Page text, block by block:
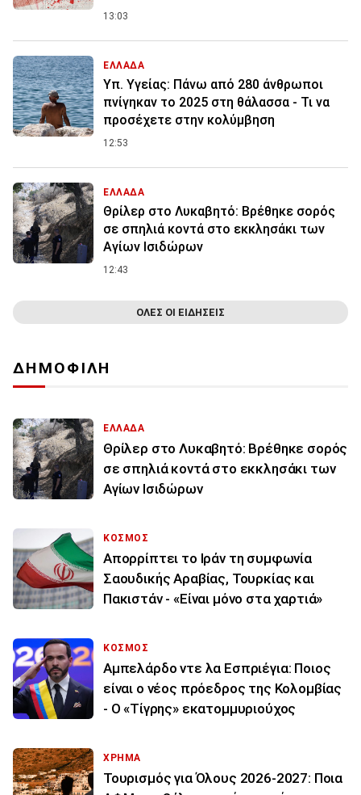
13:03
ΕΛΛΑΔΑ
Υπ. Υγείας: Πάνω από 280 άνθρωποι
πνίγηκαν το 2025 στη θάλασσα - Τι να
προσέχετε στην κολύμβηση
12:53
ΕΛΛΑΔΑ
Θρίλερ στο Λυκαβητό: Βρέθηκε σορός
σε σπηλιά κοντά στο εκκλησάκι των
Αγίων Ισιδώρων
12:43
ΟΛΕΣ ΟΙ ΕΙΔΗΣΕΙΣ
ΔΗΜΟΦΙΛΗ
ΕΛΛΑΔΑ
Θρίλερ στο Λυκαβητό: Βρέθηκε σορός
σε σπηλιά κοντά στο εκκλησάκι των
Αγίων Ισιδώρων
ΚΟΣΜΟΣ
Απορρίπτει το Ιράν τη συμφωνία
Σαουδικής Αραβίας, Τουρκίας και
Πακιστάν - «Είναι μόνο στα χαρτιά»
ΚΟΣΜΟΣ
Αμπελάρδο ντε λα Εσπριέγια: Ποιος
είναι ο νέος πρόεδρος της Κολομβίας
- Ο «Τίγρης» εκατομμυριούχος
ΧΡΗΜΑ
Τουρισμός για Όλους 2026-2027: Ποια